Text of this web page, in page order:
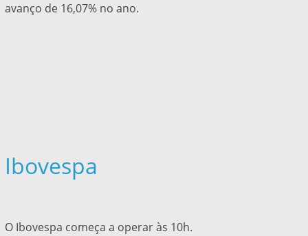
avanço de 16,07% no ano.
Ibovespa
O Ibovespa começa a operar às 10h.